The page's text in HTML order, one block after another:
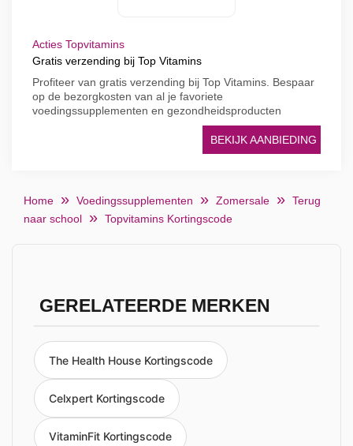
Acties Topvitamins
Gratis verzending bij Top Vitamins
Profiteer van gratis verzending bij Top Vitamins. Bespaar
op de bezorgkosten van al je favoriete
voedingssupplementen en gezondheidsproducten
BEKIJK AANBIEDING
Home Voedingssupplementen Zomersale
Terug
naar school
Topvitamins Kortingscode
GERELATEERDE MERKEN
The Health House Kortingscode
Celxpert Kortingscode
VitaminFit Kortingscode